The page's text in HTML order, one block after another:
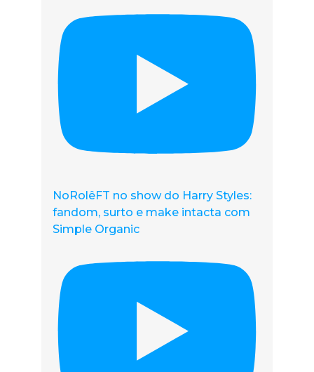
NoRolêFT no show do Harry Styles:
fandom, surto e make intacta com
Simple Organic